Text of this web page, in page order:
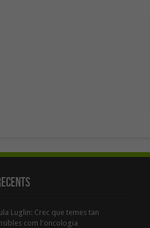
Luglin: Crec que temes tan
com l'oncologia